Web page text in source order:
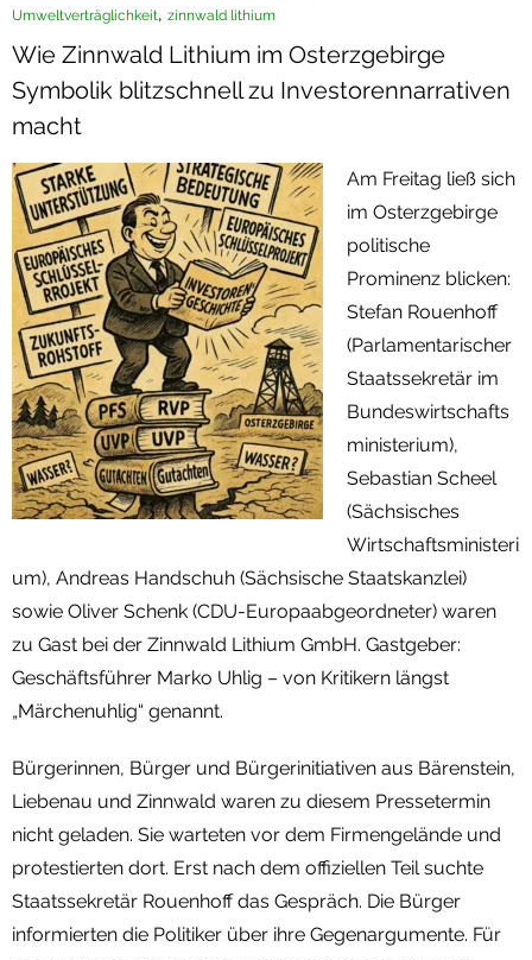
Termine
Newsletter
Umweltverträglichkeit, zinnwald lithium
Wie Zinnwald Lithium im Osterzgebirge
Symbolik blitzschnell zu Investorennarrativen
macht
Am Freitag ließ sich
im Osterzgebirge
politische
Prominenz blicken:
Stefan Rouenhoff
(Parlamentarischer
Staatssekretär im
Bundeswirtschafts
ministerium),
Sebastian Scheel
(Sächsisches
Wirtschaftsministeri
um), Andreas Handschuh (Sächsische Staatskanzlei)
sowie Oliver Schenk (CDU-Europaabgeordneter) waren
zu Gast bei der Zinnwald Lithium GmbH. Gastgeber:
Geschäftsführer Marko Uhlig – von Kritikern längst
„Märchenuhlig“ genannt.
Bürgerinnen, Bürger und Bürgerinitiativen aus Bärenstein,
Liebenau und Zinnwald waren zu diesem Pressetermin
nicht geladen. Sie warteten vor dem Firmengelände und
protestierten dort. Erst nach dem offiziellen Teil suchte
Staatssekretär Rouenhoff das Gespräch. Die Bürger
informierten die Politiker über ihre Gegenargumente. Für